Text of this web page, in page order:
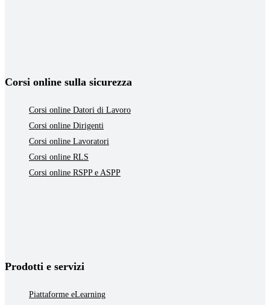
Corsi online sulla sicurezza
Corsi online Datori di Lavoro
Corsi online Dirigenti
Corsi online Lavoratori
Corsi online RLS
Corsi online RSPP e ASPP
Prodotti e servizi
Piattaforme eLearning